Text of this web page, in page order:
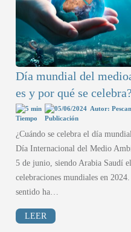
Día mundial del
es y por qué se celebra?
5 min 05/06/2024 Autor:
¿Cuándo se celebra el día
Día Internacional del Medio
5 de junio, siendo Arabia Saudí
celebraciones mundiales en
sentido ha…
LEER